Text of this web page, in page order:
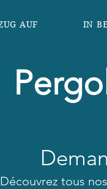
AUF IN
Découvrez tous